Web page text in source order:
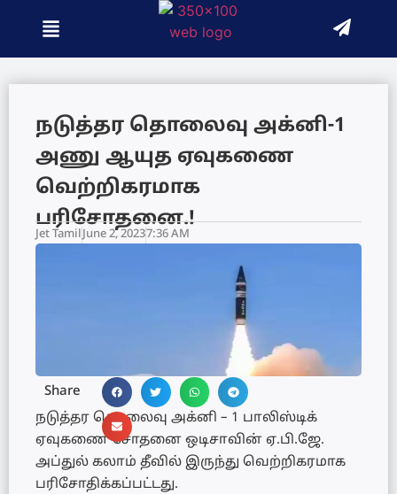
நடுத்தர தொலைவு அக்னி-1
அணு ஆயுத ஏவுகணை
வெற்றிகரமாக
பரிசோதனை.!
Jet Tamil June 2, 20237:36 AM
Share
நடுத்தர தொலைவு அக்னி – 1 பாலிஸ்டிக்
ஏவுகணை சோதனை ஒடிசாவின் ஏ.பி.ஜே.
அப்துல் கலாம் தீவில் இருந்து வெற்றிகரமாக
பரிசோதிக்கப்பட்டது.